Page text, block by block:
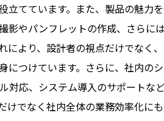
立てています。また、製品の魅力
影やパンフレットの作成、さらに
により、設計者の視点だけでなく
につけています。さらに、社内の
対応、システム導入のサポートな
けでなく社内全体の業務効率化に